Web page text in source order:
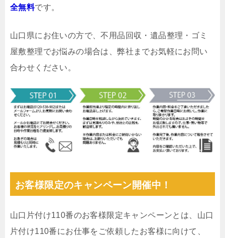
全無料です。
山口県にお住いの方で、不用品回収・遺品整理・ゴミ
屋敷整理でお悩みの場合は、弊社までお気軽にお問い
合わせください。
お客様限定のキャンペーン開催中！
山口片付け110番のお客様限定キャンペーンとは、山口
片付け110番にお仕事をご依頼したお客様に向けて、